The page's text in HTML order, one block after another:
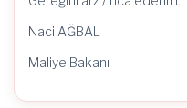
Naci AĞBAL
Maliye Bakanı